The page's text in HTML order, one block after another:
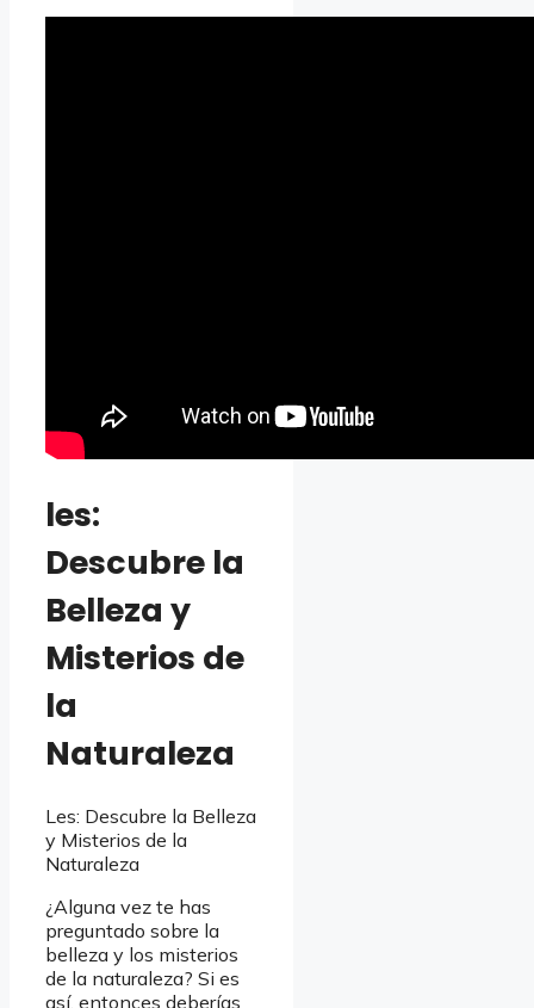
les:
Descubre la
Belleza y
Misterios de
la
Naturaleza
Les: Descubre la Belleza
y Misterios de la
Naturaleza
¿Alguna vez te has
preguntado sobre la
belleza y los misterios
de la naturaleza? Si es
así, entonces deberías